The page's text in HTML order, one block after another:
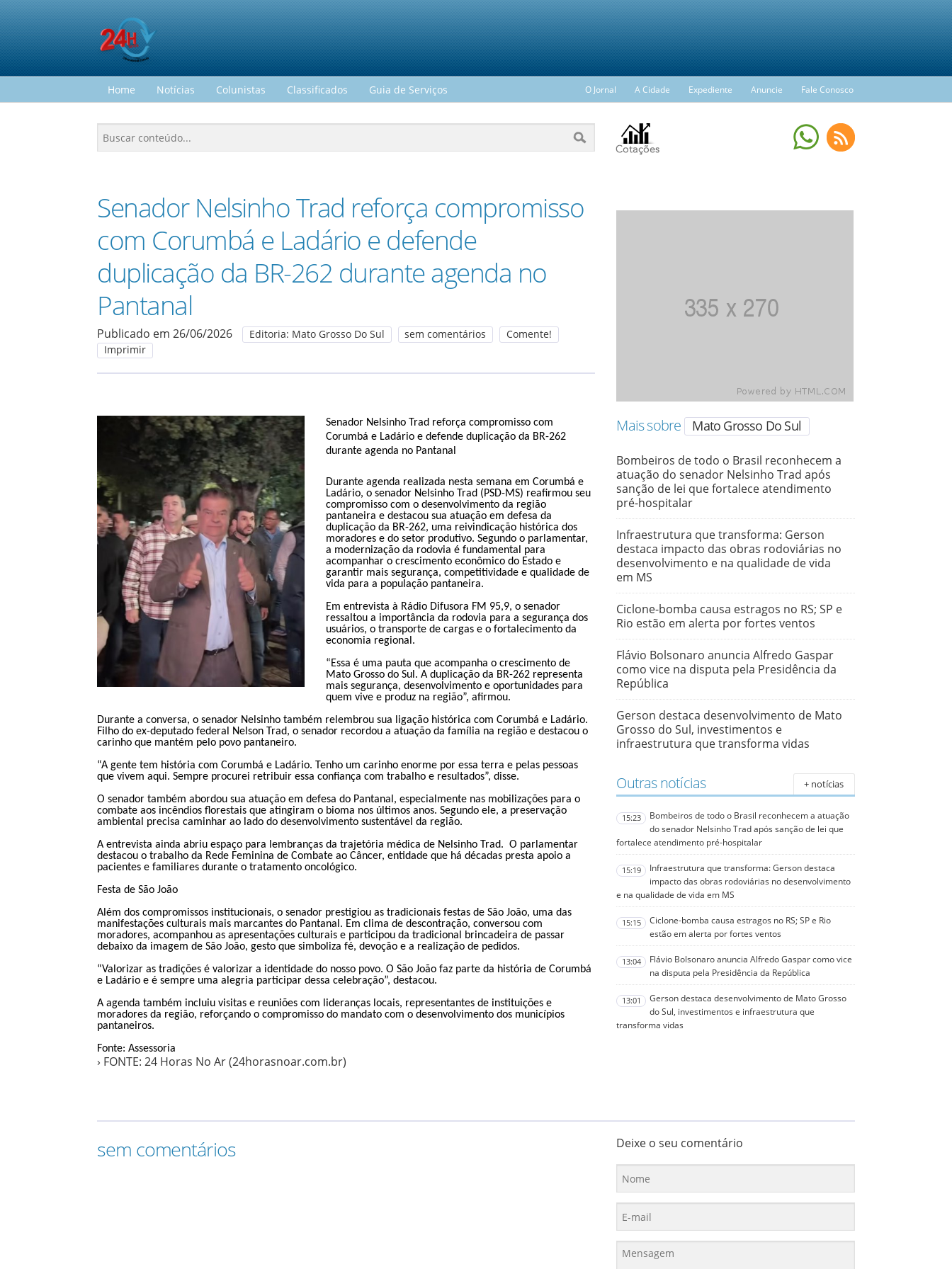
Home Notícias Colunistas Classificados Guia de Serviços O Jornal A Cidade Expediente Anuncie Fale Conosco
Senador Nelsinho Trad reforça compromisso
com Corumbá e Ladário e defende
duplicação da BR-262 durante agenda no
Pantanal
Publicado em 26/06/2026 Editoria: Mato Grosso Do Sul sem comentários
Comente!
Imprimir
Senador Nelsinho Trad reforça compromisso com
Corumbá e Ladário e defende duplicação da BR-262
durante agenda no Pantanal
Durante agenda realizada nesta semana em Corumbá e
Ladário, o senador Nelsinho Trad (PSD-MS) reafirmou seu
compromisso com o desenvolvimento da região
pantaneira e destacou sua atuação em defesa da
duplicação da BR-262, uma reivindicação histórica dos
moradores e do setor produtivo. Segundo o parlamentar,
a modernização da rodovia é fundamental para
acompanhar o crescimento econômico do Estado e
garantir mais segurança, competitividade e qualidade de
vida para a população pantaneira.
Em entrevista à Rádio Difusora FM 95,9, o senador
ressaltou a importância da rodovia para a segurança dos
usuários, o transporte de cargas e o fortalecimento da
economia regional.
“Essa é uma pauta que acompanha o crescimento de
Mato Grosso do Sul. A duplicação da BR-262 representa
mais segurança, desenvolvimento e oportunidades para
quem vive e produz na região”, afirmou.
Durante a conversa, o senador Nelsinho também relembrou sua ligação histórica com Corumbá e Ladário.
Filho do ex-deputado federal Nelson Trad, o senador recordou a atuação da família na região e destacou o
carinho que mantém pelo povo pantaneiro.
“A gente tem história com Corumbá e Ladário. Tenho um carinho enorme por essa terra e pelas pessoas
que vivem aqui. Sempre procurei retribuir essa confiança com trabalho e resultados”, disse.
O senador também abordou sua atuação em defesa do Pantanal, especialmente nas mobilizações para o
combate aos incêndios florestais que atingiram o bioma nos últimos anos. Segundo ele, a preservação
ambiental precisa caminhar ao lado do desenvolvimento sustentável da região.
A entrevista ainda abriu espaço para lembranças da trajetória médica de Nelsinho Trad. O parlamentar
destacou o trabalho da Rede Feminina de Combate ao Câncer, entidade que há décadas presta apoio a
pacientes e familiares durante o tratamento oncológico.
Festa de São João
Além dos compromissos institucionais, o senador prestigiou as tradicionais festas de São João, uma das
manifestações culturais mais marcantes do Pantanal. Em clima de descontração, conversou com
moradores, acompanhou as apresentações culturais e participou da tradicional brincadeira de passar
debaixo da imagem de São João, gesto que simboliza fé, devoção e a realização de pedidos.
“Valorizar as tradições é valorizar a identidade do nosso povo. O São João faz parte da história de Corumbá
e Ladário e é sempre uma alegria participar dessa celebração”, destacou.
A agenda também incluiu visitas e reuniões com lideranças locais, representantes de instituições e
moradores da região, reforçando o compromisso do mandato com o desenvolvimento dos municípios
pantaneiros.
Fonte: Assessoria
› FONTE: 24 Horas No Ar (24horasnoar.com.br)
Mais sobre Mato Grosso Do Sul
Bombeiros de todo o Brasil reconhecem a
atuação do senador Nelsinho Trad após
sanção de lei que fortalece atendimento
pré-hospitalar
Infraestrutura que transforma: Gerson
destaca impacto das obras rodoviárias no
desenvolvimento e na qualidade de vida
em MS
Ciclone-bomba causa estragos no RS; SP e
Rio estão em alerta por fortes ventos
Flávio Bolsonaro anuncia Alfredo Gaspar
como vice na disputa pela Presidência da
República
Gerson destaca desenvolvimento de Mato
Grosso do Sul, investimentos e
infraestrutura que transforma vidas
Outras notícias + notícias
15:23
Bombeiros de todo o Brasil reconhecem a atuação
do senador Nelsinho Trad após sanção de lei que
fortalece atendimento pré-hospitalar
15:19
Infraestrutura que transforma: Gerson destaca
impacto das obras rodoviárias no desenvolvimento
e na qualidade de vida em MS
15:15
Ciclone-bomba causa estragos no RS; SP e Rio
estão em alerta por fortes ventos
13:04
Flávio Bolsonaro anuncia Alfredo Gaspar como vice
na disputa pela Presidência da República
13:01
Gerson destaca desenvolvimento de Mato Grosso
do Sul, investimentos e infraestrutura que
transforma vidas
sem comentários Deixe o seu comentário